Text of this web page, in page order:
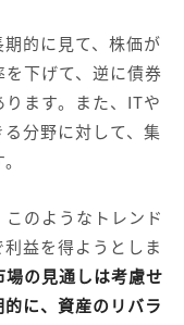
的に見て、株価が
下げて、逆に債券
ます。また、ITや
分野に対して、集
のようなトレンド
益を得ようとしま
の見通しは考慮せ
に、資産のリバラ